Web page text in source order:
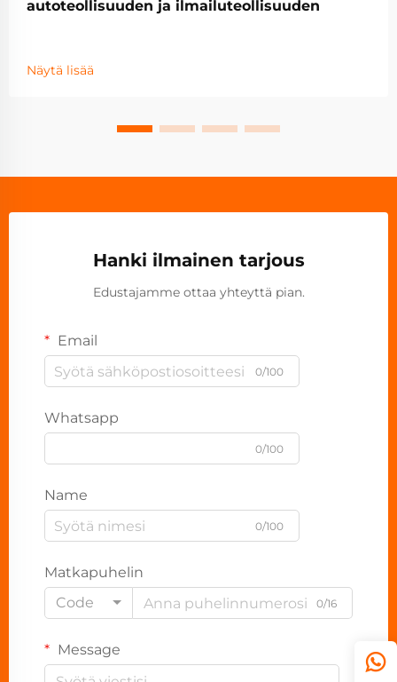
autoteollisuuden ja ilmailuteollisuuden
Näytä lisää
Hanki ilmainen tarjous
Edustajamme ottaa yhteyttä pian.
Email
0/100
Whatsapp
0/100
Name
0/100
Matkapuhelin
Code
0/16
Message